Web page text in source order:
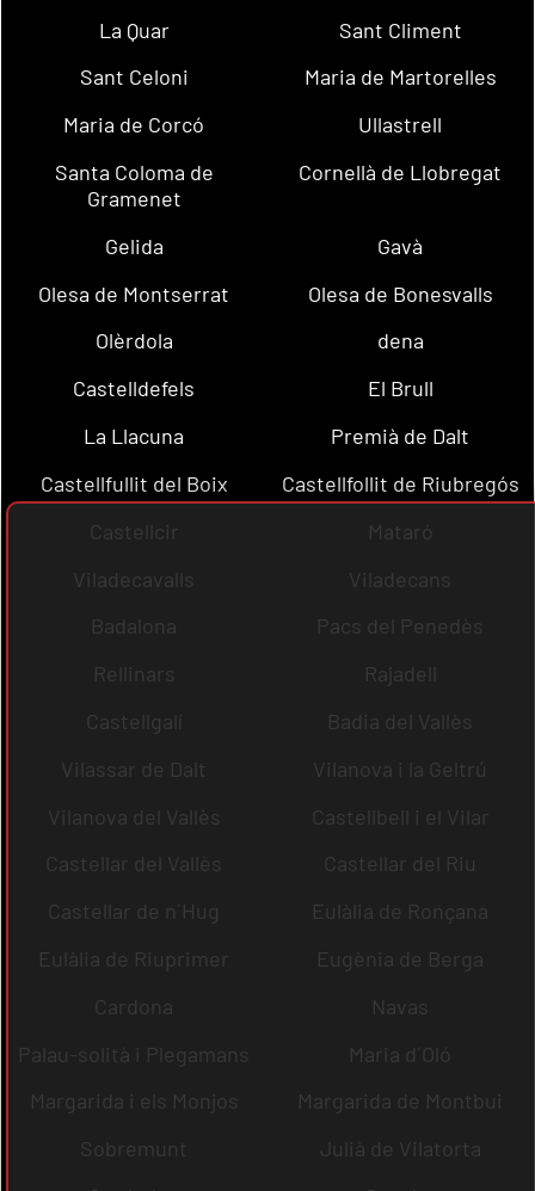
La Quar
Sant Climent
Sant Celoni
Maria de Martorelles
Maria de Corcó
Ullastrell
Santa Coloma de
Gramenet
Cornellà de Llobregat
Gelida
Gavà
Olesa de Montserrat
Olesa de Bonesvalls
Olèrdola
dena
Castelldefels
El Brull
La Llacuna
Premià de Dalt
Castellfullit del Boix
Castellfollit de Riubregós
Castellcir
Mataró
Viladecavalls
Viladecans
Badalona
Pacs del Penedès
Rellinars
Rajadell
Castellgalí
Badia del Vallès
Vilassar de Dalt
Vilanova i la Geltrú
Vilanova del Vallès
Castellbell i el Vilar
Castellar del Vallès
Castellar del Riu
Castellar de n´Hug
Eulàlia de Ronçana
Eulàlia de Riuprimer
Eugènia de Berga
Cardona
Navas
Palau-solità i Plegamans
Maria d´Oló
Margarida i els Monjos
Margarida de Montbui
Sobremunt
Julià de Vilatorta